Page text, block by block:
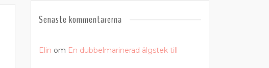
Senaste kommentarerna
Elin om En dubbelmarinerad älgstek till